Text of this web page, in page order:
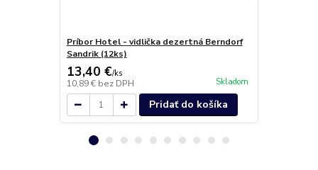
Príbor Hotel - vidlička dezertná Berndorf
Sandrik (12ks)
13,40 €/ks
10,89 € bez DPH Skladom
Pridať do košíka